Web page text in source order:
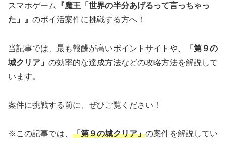
スマホゲーム
『魔王「世界の半分あげるって言っちゃっ
た」』 のポイ活案件に挑戦する方へ！
当記事では、最も報酬が高いポイントサイトや、
「第９の
城クリア」 の効率的な達成方法などの攻略方法を解説して
います。
案件に挑戦する前に、ぜひご覧ください！
※この記事では、 「第９の城クリア」の案件を解説してい